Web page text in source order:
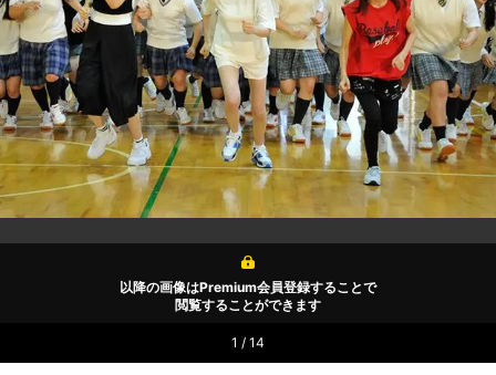
以降の画像はPremium会員登録することで
閲覧することができます
1 / 14